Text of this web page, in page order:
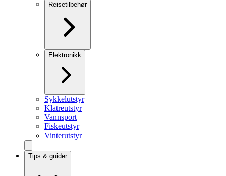
Reisetilbehør
Elektronikk
Sykkelutstyr
Klatreutstyr
Vannsport
Fiskeutstyr
Vinterutstyr
Tips & guider